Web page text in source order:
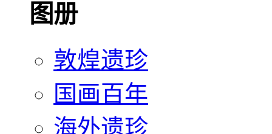
图册
敦煌遗珍
国画百年
海外遗珍